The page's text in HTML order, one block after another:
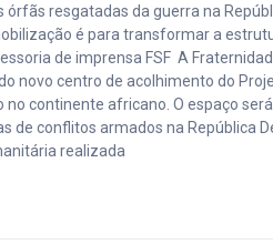
órfãs resgatadas da guerra na
é para transformar a
de imprensa FSF A
novo centro de acolhimento do
no continente africano. O espaço
de conflitos armados na República
realizada